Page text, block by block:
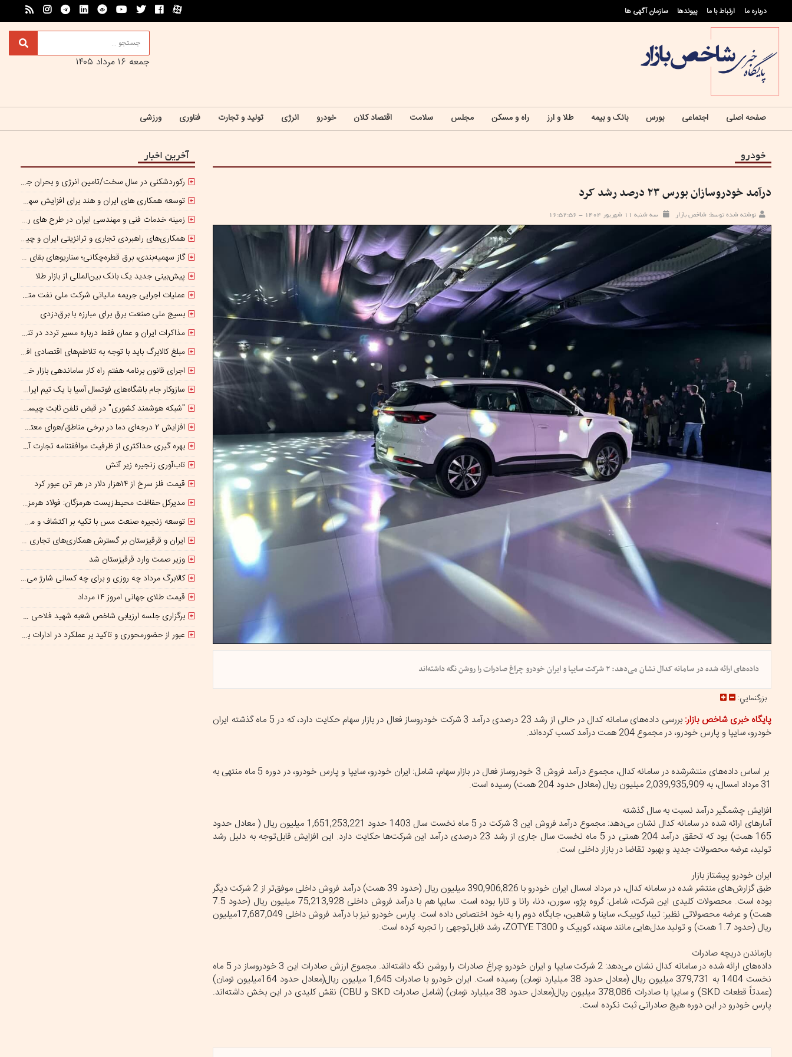
درباره ما ارتباط با ما پيوندها سازمان آگهی ها
جمعه ۱۶ مرداد ۱۴۰۵
صفحه اصلی اجتماعی بورس بانک و بیمه طلا و ارز راه و مسکن مجلس سلامت اقتصاد کلان خودرو انرژی تولید و تجارت فناوری ورزشی
خودرو
درآمد خودروسازان بورس ۲۳ درصد رشد کرد
نوشته شده توسط: شاخص بازار سه شنبه ۱۱ شهریور ۱۴۰۴ - ۱۶:۵۲:۵۶
داده‌های ارائه شده در سامانه کدال نشان می‌دهد: ۲ شرکت سایپا و ایران خودرو چراغ صادرات را روشن نگه داشته‌اند
بزرگنمايي:
پایگاه خبری شاخص بازار:
بررسی داده‌های سامانه کدال در حالی از رشد 23 درصدی درآمد 3 شرکت خودروساز فعال در بازار سهام حکایت دارد، که در 5 ماه گذشته ایران
خودرو، سایپا و پارس خودرو، در مجموع 204 همت درآمد کسب کرده‌اند.
بر اساس داده‌های منتشرشده در سامانه کدال، مجموع درآمد فروش 3 خودروساز فعال در بازار سهام، شامل: ایران خودرو، سایپا و پارس خودرو، در دوره 5 ماه منتهی به
31 مرداد امسال، به 2,039,935,909 میلیون ریال (معادل حدود 204 همت) رسیده است.
افزایش چشمگیر درآمد نسبت به سال گذشته
آمارهای ارائه شده در سامانه کدال نشان می‌دهد: مجموع درآمد فروش این 3 شرکت در 5 ماه نخست سال 1403 حدود 1,651,253,221 میلیون ریال ( معادل حدود
165 همت) بود که تحقق درآمد 204 همتی در 5 ماه نخست سال جاری از رشد 23 درصدی درآمد این شرکت‌ها حکایت دارد. این افزایش قابل‌توجه به دلیل رشد
تولید، عرضه محصولات جدید و بهبود تقاضا در بازار داخلی است.
ایران خودرو پیشتاز بازار
طبق گزارش‌های منتشر شده در سامانه کدال، در مرداد امسال ایران خودرو با 390,906,826 میلیون ریال (حدود 39 همت) درآمد فروش داخلی موفق‌تر از 2 شرکت دیگر
بوده است. محصولات کلیدی این شرکت، شامل: گروه پژو، سورن، دنا، رانا و تارا بوده است. سایپا هم با درآمد فروش داخلی 75,213,928 میلیون ریال (حدود 7.5
همت) و عرضه محصولاتی نظیر: تیبا، کوییک، ساینا و شاهین، جایگاه دوم را به خود اختصاص داده است. پارس خودرو نیز با درآمد فروش داخلی 17,687,049میلیون
ریال (حدود 1.7 همت) و تولید مدل‌هایی مانند سهند، کوییک و ZOTYE T300، رشد قابل‌توجهی را تجربه کرده است.
بازماندن دریچه صادرات
داده‌های ارائه شده در سامانه کدال نشان می‌دهد: 2 شرکت سایپا و ایران خودرو چراغ صادرات را روشن نگه داشته‌اند. مجموع ارزش صادرات این 3 خودروساز در 5 ماه
نخست 1404 به 379,731 میلیون ریال (معادل حدود 38 میلیارد تومان) رسیده است. ایران خودرو با صادرات 1,645 میلیون ریال(معادل حدود 164میلیون تومان)
(عمدتاً قطعات SKD) و سایپا با صادرات 378,086 میلیون ریال(معادل حدود 38 میلیارد تومان) (شامل صادرات SKD و CBU) نقش کلیدی در این بخش داشته‌اند.
پارس خودرو در این دوره هیچ صادراتی ثبت نکرده است.
آخرین اخبار
رکوردشکنی در سال سخت/تامین انرژی و بحران جنگ
توسعه همکاری های ایران و هند برای افزایش سهم مبادلات تجاری
زمینه خدمات فنی و مهندسی ایران در طرح های روسیه تسهیل شود/ جذب سرمایه‌گذاران روسی در معادن ایران
همکاری‌های راهبردی تجاری و ترانزیتی ایران و چین گسترش می یابد
گاز سهمیه‌بندی، برق قطره‌چکانی؛ سناریوهای بقای صنعت فولاد در برزخ ناترازی و ریسک‌های ژئوپلیتیک
پیش‌بینی جدید یک بانک بین‌المللی از بازار طلا
عملیات اجرایی جریمه مالیاتی شرکت ملی نفت متوقف شده است
بسیج ملی صنعت برق برای مبارزه با برق‌دزدی
مذاکرات ایران و عمان فقط درباره مسیر تردد در تنگه است/ امروز جایگاه بازدارندگی تنگه هرمز از بمب اتم هم بالاتر است
مبلغ کالابرگ باید با توجه به تلاطم‌های اقتصادی افزایش پیدا کند
اجرای قانون برنامه هفتم راه کار ساماندهی بازار خودرو است
سازوکار جام باشگاه‌های فوتسال آسیا با یک تیم ایرانی/پایان بازیکن قرضی؟
"شبکه هوشمند کشوری" در قبض تلفن ثابت چیست؟
افزایش ۲ درجه‌ای دما در برخی مناطق/هوای معتدل در نوار شمالی ایران
بهره گیری حداکثری از ظرفیت موافقتنامه تجارت آزاد ایران و روسیه
تاب‌آوری زنجیره زیر آتش
قیمت فلز سرخ از ۱۴هزار دلار در هر تن عبور کرد
مدیرکل حفاظت محیط‌زیست هرمزگان: فولاد هرمزگان با اقتصاد چرخشی، نگاه تازه‌ای به توسعه صنعت فولاد ارائه کرده است
توسعه زنجیره صنعت مس با تکیه بر اکتشاف و مدل‌های نوین تأمین مالی شتاب می‌گیرد
ایران و قرقیزستان بر گسترش همکاری‌های تجاری و معدنی تأکید کردند
وزیر صمت وارد قرقیزستان شد
کالابرگ مرداد چه روزی و برای چه کسانی شارژ می‌شود؟ / افزایش اعتبار یک میلیونی منتفی است؟
قیمت طلای جهانی امروز ۱۴ مرداد
برگزاری جلسه ارزیابی شاخص شعبه شهید فلاحی مدیریت شعب شرق تهران
عبور از حضورمحوری و تاکید بر عملکرد در ادارات برای کاهش ناترازی انرژی